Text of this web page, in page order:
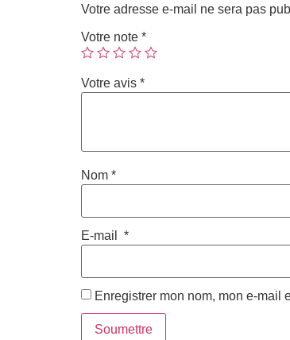
Votre adresse e-mail ne sera pas
Votre note *
Votre avis *
Nom *
E-mail *
Enregistrer mon nom, mon e-mail